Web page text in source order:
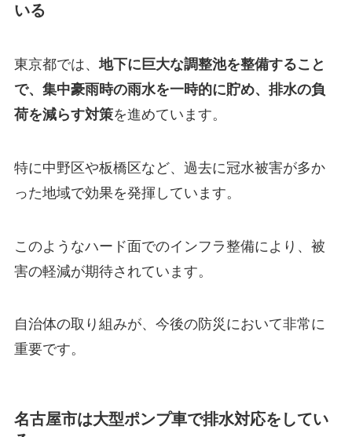
いる
東京都では、地下に巨大な調整池を整備すること
で、集中豪雨時の雨水を一時的に貯め、排水の負
荷を減らす対策を進めています。
特に中野区や板橋区など、過去に冠水被害が多か
った地域で効果を発揮しています。
このようなハード面でのインフラ整備により、被
害の軽減が期待されています。
自治体の取り組みが、今後の防災において非常に
重要です。
名古屋市は大型ポンプ車で排水対応をしてい